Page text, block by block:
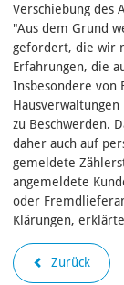
Verschiebung des
"Aus dem Grund
gefordert, die wir
Erfahrungen, die
Insbesondere von
zu Beschwerden.
daher auch auf
gemeldete
angemeldete
oder
Klärungen,
Zurück